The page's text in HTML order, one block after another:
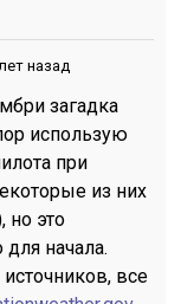
назад
загадка
использую
при
из них
но это
начала.
источников, все